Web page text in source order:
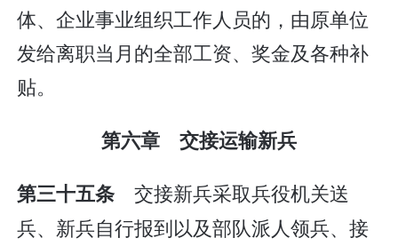
体、企业事业组织工作人员的，由原单位
发给离职当月的全部工资、奖金及各种补
贴。
第六章 交接运输新兵
第三十五条 交接新兵采取兵役机关送
兵、新兵自行报到以及部队派人领兵、接